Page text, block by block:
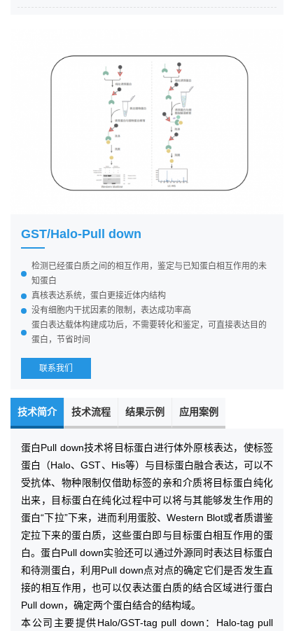
GST/Halo-Pull down
检测已经蛋白质之间的相互作用，鉴定与已知蛋白相互作用的未
知蛋白
真核表达系统，蛋白更接近体内结构
没有细胞内干扰因素的限制，表达成功率高
蛋白表达载体构建成功后，不需要转化和鉴定，可直接表达目的
蛋白，节省时间
联系我们
技术简介 技术流程 结果示例 应用案例
蛋白Pull down技术将目标蛋白进行体外原核表达，使标签
蛋白（Halo、GST、His等）与目标蛋白融合表达，可以不
受抗体、物种限制仅借助标签的亲和介质将目标蛋白纯化
出来，目标蛋白在纯化过程中可以将与其能够发生作用的
蛋白“下拉”下来，进而利用蛋胶、Western Blot或者质谱鉴
定拉下来的蛋白质，这些蛋白即与目标蛋白相互作用的蛋
白。蛋白Pull down实验还可以通过外源同时表达目标蛋白
和待测蛋白，利用Pull down点对点的确定它们是否发生直
接的相互作用，也可以仅表达蛋白质的结合区域进行蛋白
Pull down，确定两个蛋白结合的结构域。
本公司主要提供Halo/GST-tag pull down：Halo-tag pull